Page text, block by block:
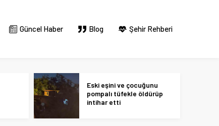
Güncel Haber Blog Şehir Rehberi
Eski eşini ve çocuğunu
pompalı tüfekle öldürüp
intihar etti